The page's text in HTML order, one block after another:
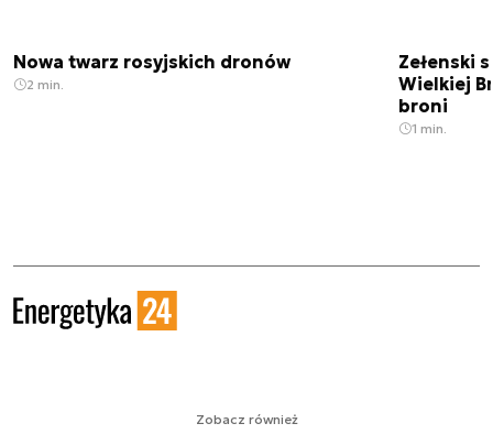
Nowa twarz rosyjskich dronów
2 min.
Zełenski
Wielkiej
broni
1 min.
Zobacz również